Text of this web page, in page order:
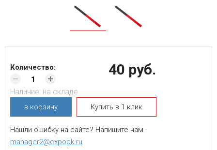
40 руб.
Количество:
Наличие: на складе
в корзину Купить в 1 клик
Нашли ошибку на сайте? Напишите нам -
manager2@expopk.ru